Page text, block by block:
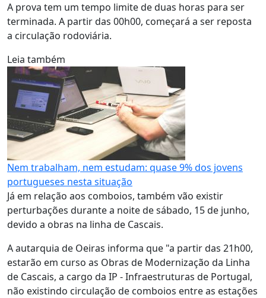
A prova tem um tempo limite de duas horas para ser
terminada. A partir das 00h00, começará a ser reposta
a circulação rodoviária.
Leia também
Nem trabalham, nem estudam: quase 9% dos jovens
portugueses nesta situação
Já em relação aos comboios, também vão existir
perturbações durante a noite de sábado, 15 de junho,
devido a obras na linha de Cascais.
A autarquia de Oeiras informa que "a partir das 21h00,
estarão em curso as Obras de Modernização da Linha
de Cascais, a cargo da IP - Infraestruturas de Portugal,
não existindo circulação de comboios entre as estações